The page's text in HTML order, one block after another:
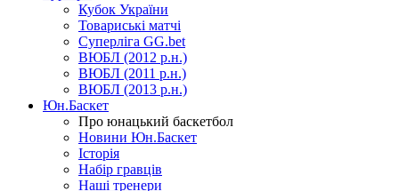
Кубок України
Товариські матчі
Суперліга GG.bet
ВЮБЛ (2012 р.н.)
ВЮБЛ (2011 р.н.)
ВЮБЛ (2013 р.н.)
Юн.Баскет
Про юнацький баскетбол
Новини Юн.Баскет
Історія
Набір гравців
Наші тренери